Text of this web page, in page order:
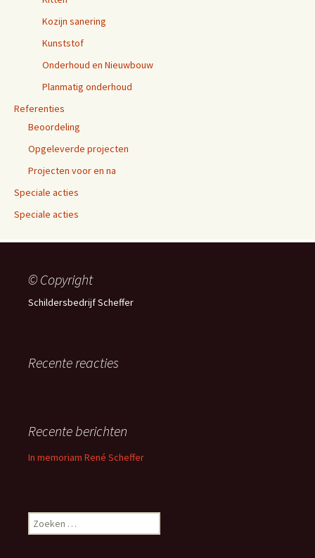
Kozijn sanering
Kunststof
Onderhoud en Nieuwbouw
Planmatig onderhoud
Referenties
Beoordeling
Opgeleverde projecten
Projecten voor en na
Speciale acties
Speciale acties
© Copyright
Schildersbedrijf Scheffer
Recente reacties
Recente berichten
In memoriam René Scheffer
Zoeken
naar: